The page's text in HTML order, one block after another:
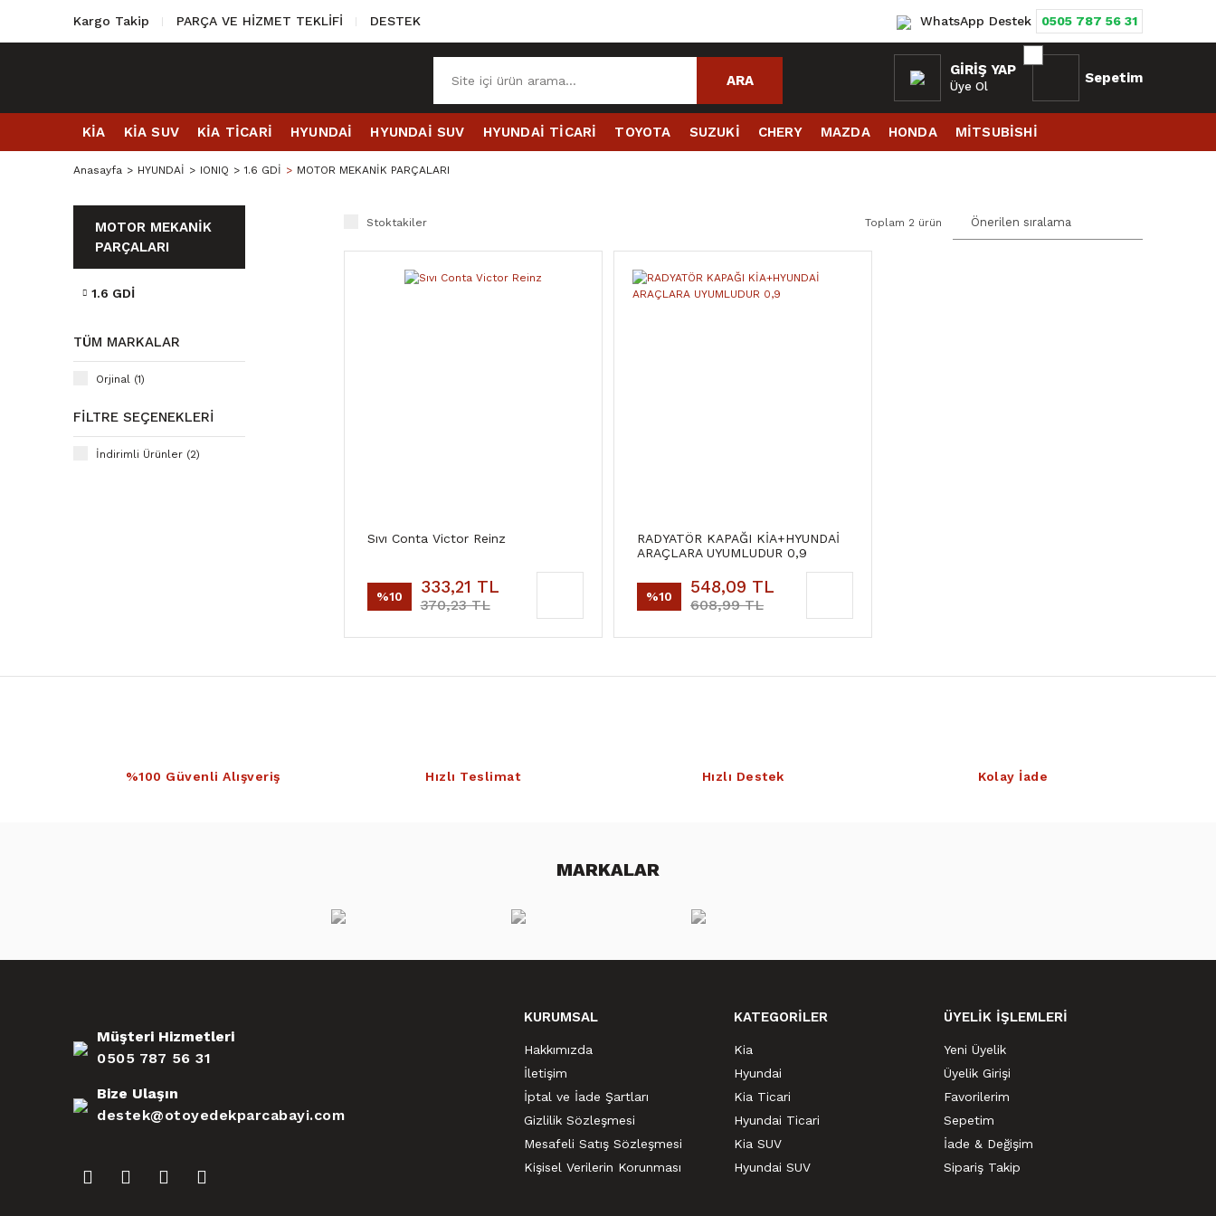
Kargo Takip PARÇA VE HİZMET TEKLİFİ DESTEK WhatsApp Destek 0505 787 56 31
ARA
GIRIŞ YAP
Üye Ol
Sepetim
KİA KİA SUV KİA TİCARİ HYUNDAİ HYUNDAİ SUV HYUNDAİ TİCARİ TOYOTA SUZUKİ CHERY MAZDA HONDA MİTSUBİSHİ
Anasayfa HYUNDAİ IONIQ 1.6 GDİ MOTOR MEKANİK PARÇALARI
MOTOR MEKANİK
PARÇALARI
1.6 GDİ
TÜM MARKALAR
Orjinal (1)
FILTRE SEÇENEKLERI
İndirimli Ürünler (2)
Stoktakiler Toplam 2 ürün
Sıvı Conta Victor Reinz
%10 333,21 TL
370,23 TL
RADYATÖR KAPAĞI KİA+HYUNDAİ
ARAÇLARA UYUMLUDUR 0,9
%10 548,09 TL
608,99 TL
%100 Güvenli Alışveriş Hızlı Teslimat Hızlı Destek Kolay İade
MARKALAR
Müşteri Hizmetleri
0505 787 56 31
Bize Ulaşın
destek@otoyedekparcabayi.com
KURUMSAL
Hakkımızda
İletişim
İptal ve İade Şartları
Gizlilik Sözleşmesi
Mesafeli Satış Sözleşmesi
Kişisel Verilerin Korunması
KATEGORİLER
Kia
Hyundai
Kia Ticari
Hyundai Ticari
Kia SUV
Hyundai SUV
ÜYELİK İŞLEMLERİ
Yeni Üyelik
Üyelik Girişi
Favorilerim
Sepetim
İade & Değişim
Sipariş Takip